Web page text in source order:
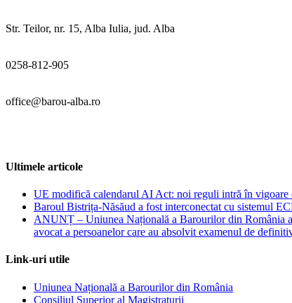
Str. Teilor, nr. 15, Alba Iulia, jud. Alba
0258-812-905
office@barou-alba.ro
Ultimele articole
UE modifică calendarul AI Act: noi reguli intră în vigoare
Baroul Bistrița-Năsăud a fost interconectat cu sistemul
ANUNȚ – Uniunea Națională a Barourilor din România
avocat a persoanelor care au absolvit examenul de
Link-uri utile
Uniunea Națională a Barourilor din România
Consiliul Superior al Magistraturii